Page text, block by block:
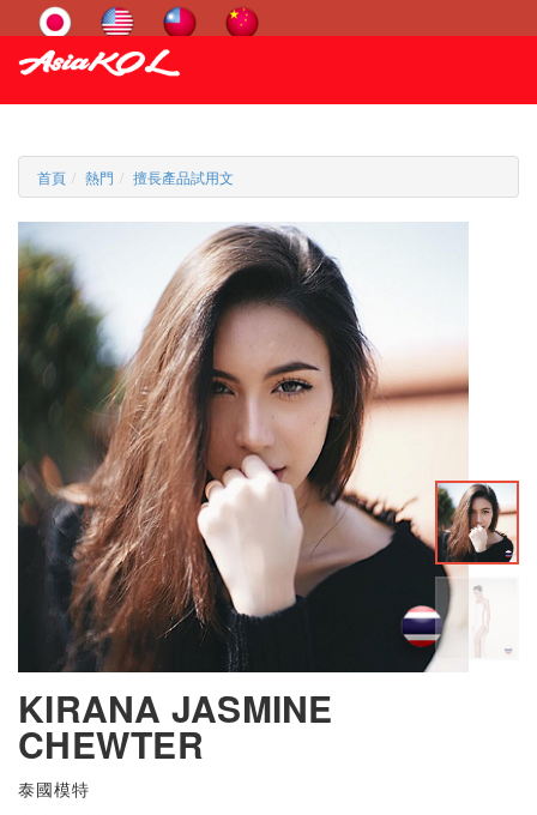
首頁 熱門 擅長產品試用文
KIRANA JASMINE
CHEWTER
泰國模特